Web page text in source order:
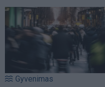
Gyvenimas